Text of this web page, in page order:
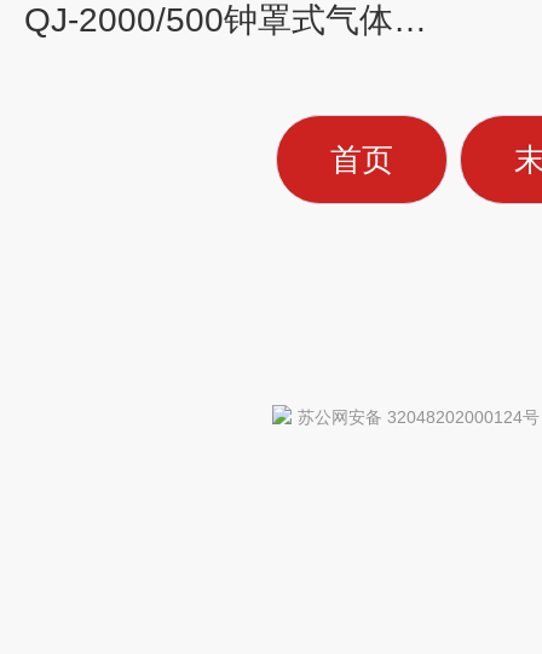
QJ-2000/500钟罩式气体流量标定仪
首页
苏公网安备 32048202000124号